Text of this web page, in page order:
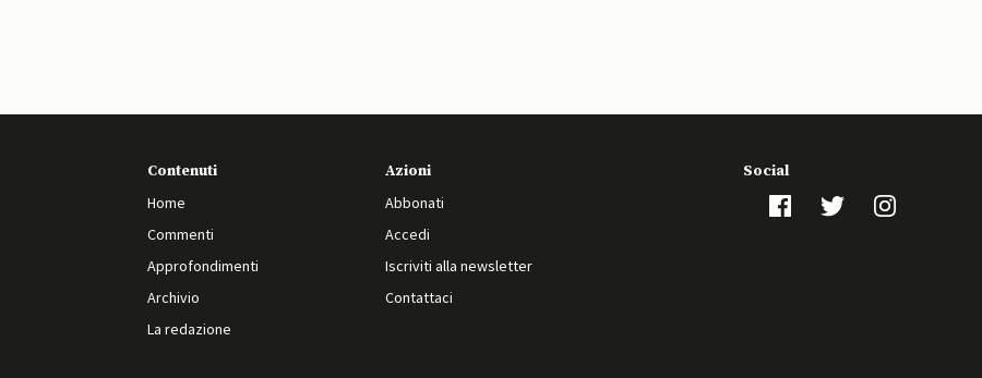
Contenuti
Home
Commenti
Approfondimenti
Archivio
La redazione
Azioni
Abbonati
Accedi
Iscriviti alla newsletter
Contattaci
Social